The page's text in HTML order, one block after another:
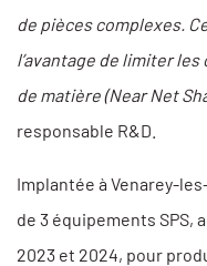
de pièces complexes.
l’avantage de limiter
de matière (Near Net
responsable R&D.
Implantée à Venarey-
de 3 équipements SPS,
2023 et 2024, pour